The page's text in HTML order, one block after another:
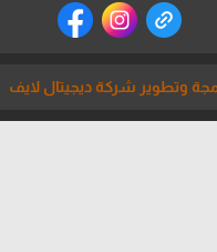
وتطوير شركة ديجيتال لايف